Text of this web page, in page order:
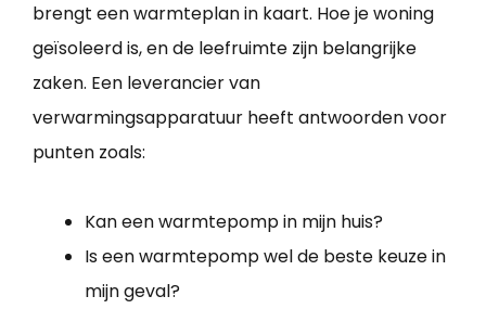
brengt een warmteplan in kaart. Hoe je woning
geïsoleerd is, en de leefruimte zijn belangrijke
zaken. Een leverancier van
verwarmingsapparatuur heeft antwoorden voor
punten zoals:
Kan een warmtepomp in mijn huis?
Is een warmtepomp wel de beste keuze in
mijn geval?